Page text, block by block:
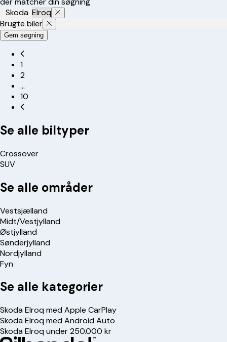
Skoda Elroq
Brugte biler
Gem søgning
1
2
…
10
Se alle biltyper
Crossover
SUV
Se alle områder
Vestsjælland
Midt/Vestjylland
Østjylland
Sønderjylland
Nordjylland
Fyn
Se alle kategorier
Skoda Elroq med Apple CarPlay
Skoda Elroq med Android Auto
Skoda Elroq under 250.000 kr